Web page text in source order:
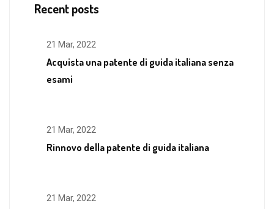
Recent posts
21 Mar, 2022
Acquista una patente di guida italiana senza
esami
21 Mar, 2022
Rinnovo della patente di guida italiana
21 Mar, 2022